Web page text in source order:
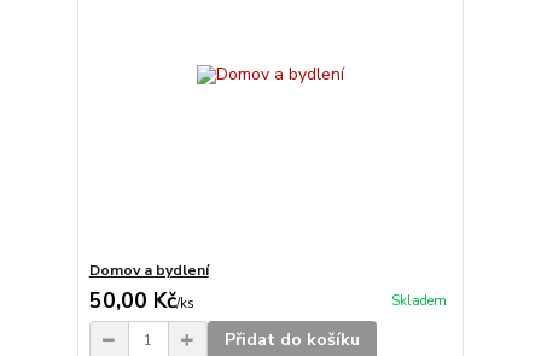
Domov a bydlení
50,00 Kč/ks Skladem
Přidat do košíku